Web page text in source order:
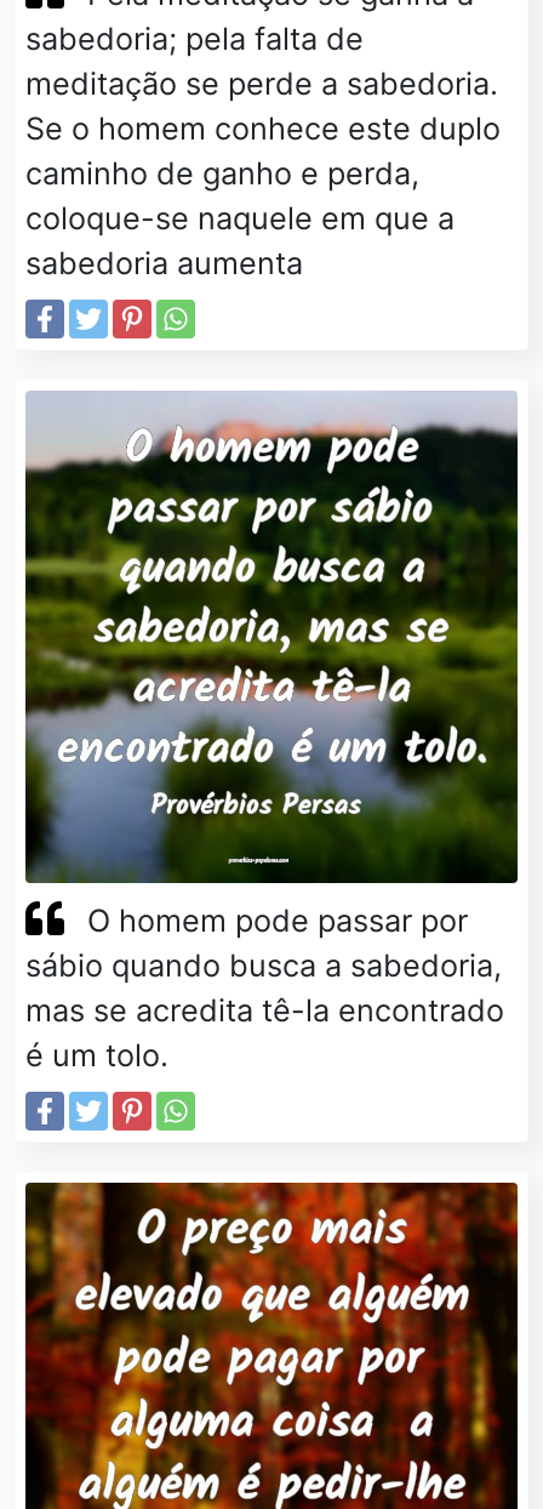
sabedoria; pela falta de
meditação se perde a sabedoria.
Se o homem conhece este duplo
caminho de ganho e perda,
coloque-se naquele em que a
sabedoria aumenta
O homem pode passar por
sábio quando busca a sabedoria,
mas se acredita tê-la encontrado
é um tolo.